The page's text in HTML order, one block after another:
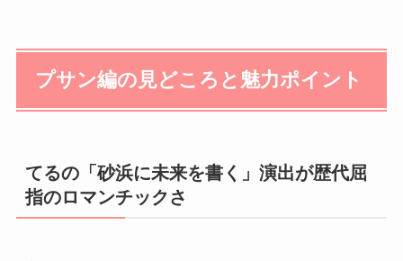
プサン編の見どころと魅力ポイント
てるの「砂浜に未来を書く」演出が歴代屈
指のロマンチックさ